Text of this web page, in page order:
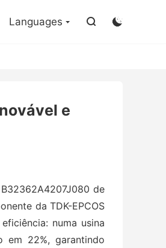
Languages  
e
de
da TDK-EPCOS
numa usina
em 22%, garantindo